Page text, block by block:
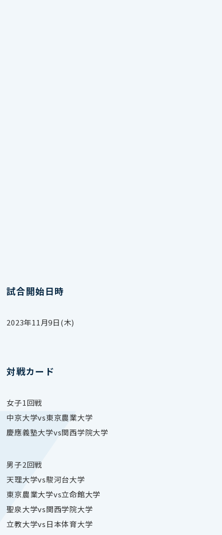
試合開始日時
2023年11月9日(木)
対戦カード
女子1回戦
中京大学vs東京農業大学
慶應義塾大学vs関西学院大学
男子2回戦
天理大学vs駿河台大学
東京農業大学vs立命館大学
聖泉大学vs関西学院大学
立教大学vs日本体育大学